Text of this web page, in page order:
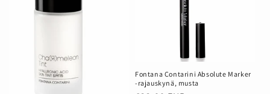
Fontana Contarini Absolute Marker
-rajauskynä, musta